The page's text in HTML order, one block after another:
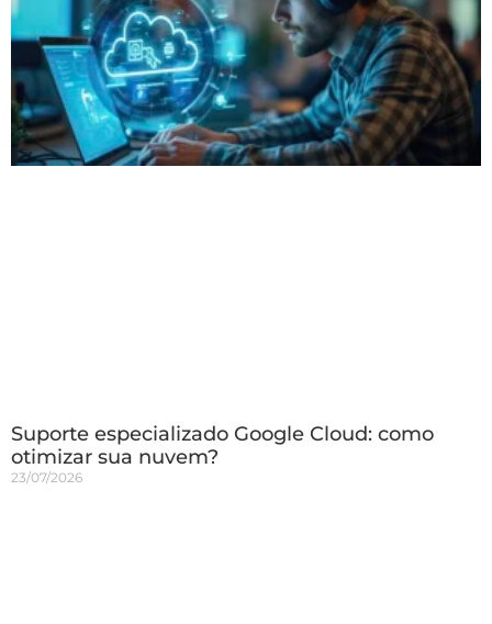
Suporte especializado Google Cloud: como
otimizar sua nuvem?
23/07/2026